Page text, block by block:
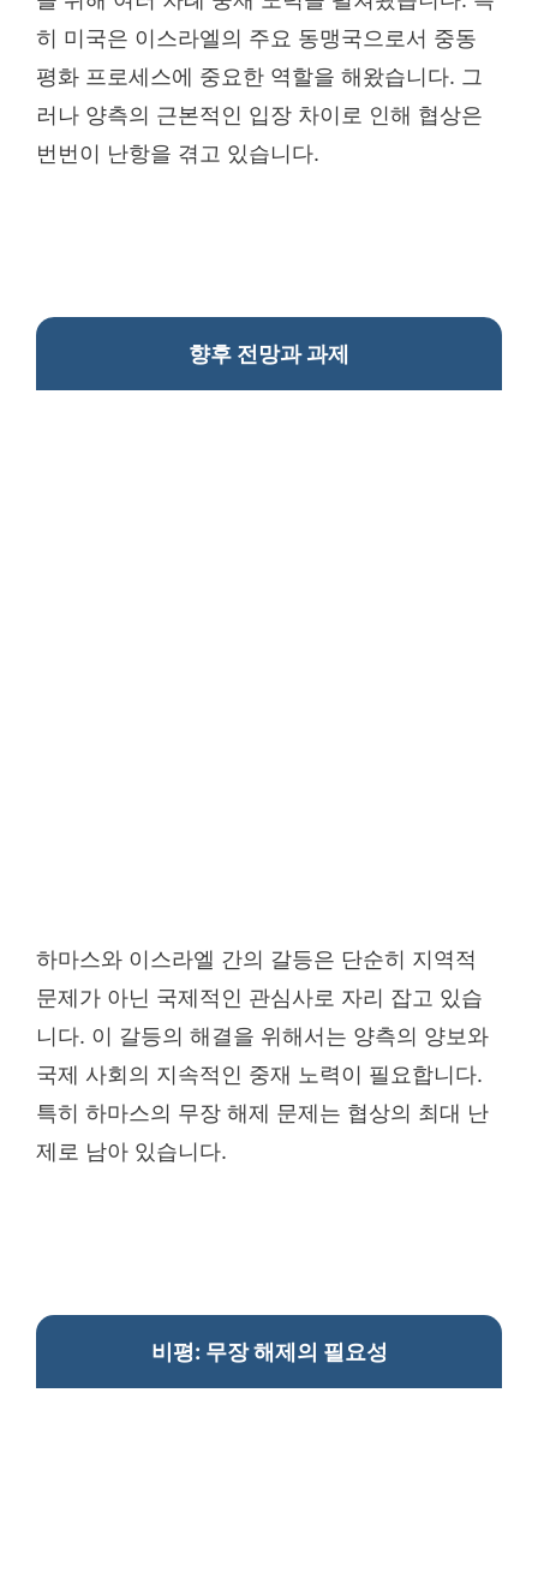
히 미국은 이스라엘의 주요 동맹국으로서 중동
평화 프로세스에 중요한 역할을 해왔습니다. 그
러나 양측의 근본적인 입장 차이로 인해 협상은
번번이 난항을 겪고 있습니다.
향후 전망과 과제
하마스와 이스라엘 간의 갈등은 단순히 지역적
문제가 아닌 국제적인 관심사로 자리 잡고 있습
니다. 이 갈등의 해결을 위해서는 양측의 양보와
국제 사회의 지속적인 중재 노력이 필요합니다.
특히 하마스의 무장 해제 문제는 협상의 최대 난
제로 남아 있습니다.
비평: 무장 해제의 필요성